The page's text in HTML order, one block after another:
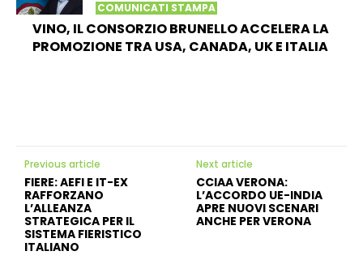
COMUNICATI STAMPA
VINO, IL CONSORZIO BRUNELLO ACCELERA LA
PROMOZIONE TRA USA, CANADA, UK E ITALIA
Previous article
FIERE: AEFI E IT-EX
RAFFORZANO
L’ALLEANZA
STRATEGICA PER IL
SISTEMA FIERISTICO
ITALIANO
Next article
CCIAA VERONA:
L’ACCORDO UE-INDIA
APRE NUOVI SCENARI
ANCHE PER VERONA